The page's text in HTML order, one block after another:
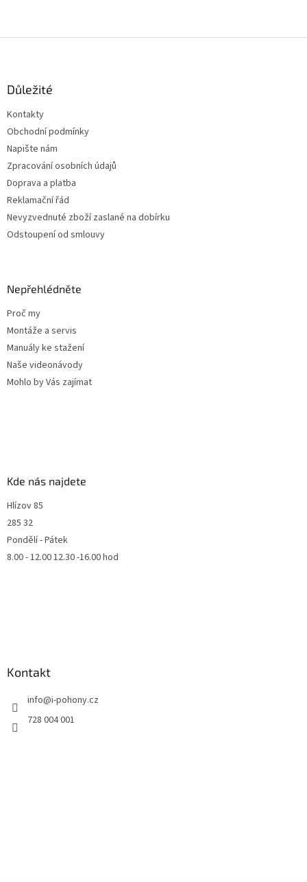
Důležité
Kontakty
Obchodní podmínky
Napište nám
Zpracování osobních údajů
Doprava a platba
Reklamační řád
Nevyzvednuté zboží zaslané na dobírku
Odstoupení od smlouvy
Nepřehlédněte
Proč my
Montáže a servis
Manuály ke stažení
Naše videonávody
Mohlo by Vás zajímat
Kde nás najdete
Hlízov 85
285 32
Pondělí - Pátek
8.00 - 12.00 12.30 -16.00 hod
Kontakt
info@i-pohony.cz
728 004 001